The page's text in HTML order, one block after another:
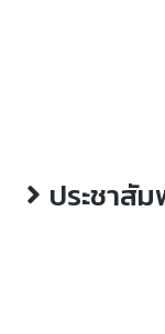
ประชาสั